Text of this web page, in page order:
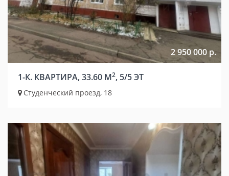
2 950 000 р.
1-К. КВАРТИРА, 33.60 М2, 5/5 ЭТ
Студенческий проезд, 18